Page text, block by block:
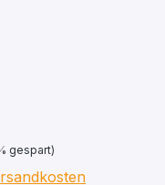
gespart)